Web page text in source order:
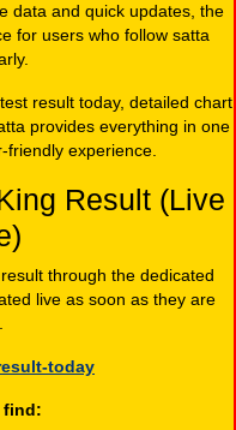
data and quick updates, the
for users who follow satta
result today, detailed chart
provides everything in one
friendly experience.
Result (Live
through the dedicated
live as soon as they are
today
find: